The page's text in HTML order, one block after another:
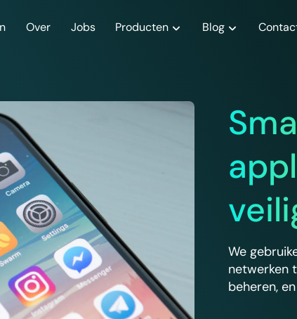
Over Jobs Producten
bedrijf en krijg er op afstand
Blog
de bescherming van uw
We
netwerken
beheren,